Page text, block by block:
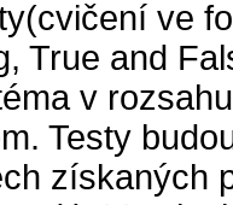
ve
True and
v
Testy
získaných